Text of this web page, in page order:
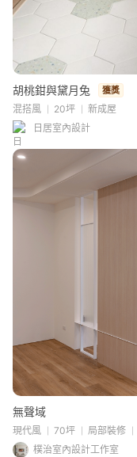
胡桃鉗與黛月兔 獲獎
混搭風 20坪
新成屋
日居室內設計
無聲域
現代風 70坪 局部裝修
樸治室內設計工作室